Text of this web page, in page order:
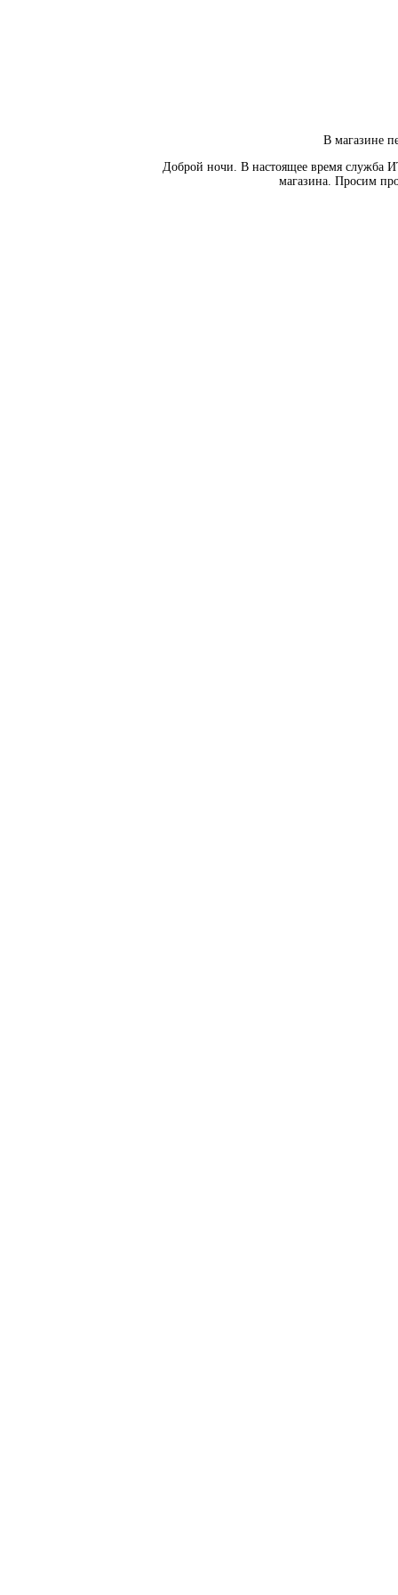
В магазине
Доброй ночи. В настоящее время служба
магазина. Просим